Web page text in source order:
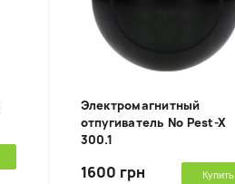
Электромагнитный
отпугиватель No Pest-X
300.1
1600 грн Купить